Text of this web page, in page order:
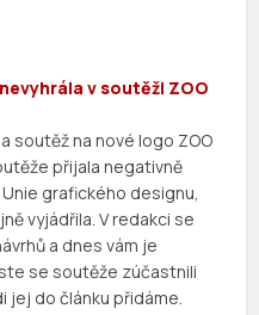
v soutěži ZOO
soutěž na nové logo ZOO
přijala negativně
grafického designu,
vyjádřila. V redakci se
a dnes vám je
se soutěže zúčastnili
jej do článku přidáme.